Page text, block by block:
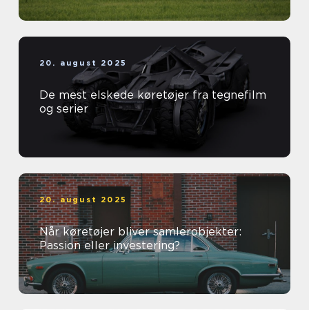
20. august 2025
De mest elskede køretøjer fra tegnefilm
og serier
20. august 2025
Når køretøjer bliver samlerobjekter:
Passion eller investering?